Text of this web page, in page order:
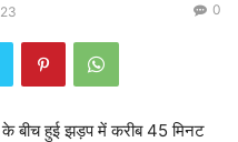
0
के बीच हुई झड़प में करीब 45 मिनट